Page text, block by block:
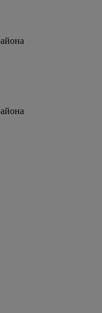
района
района